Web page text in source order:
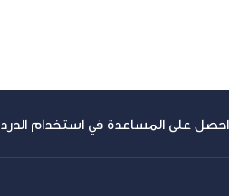
احصل على المساعدة في استخدام